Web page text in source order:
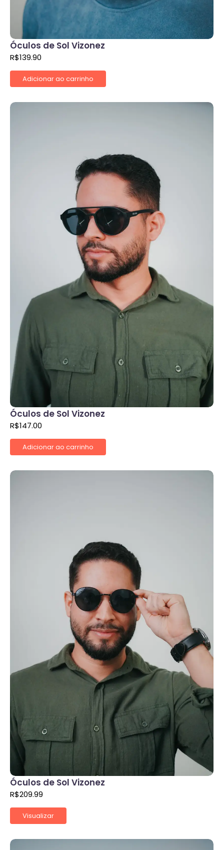
Óculos de Sol Vizonez
R$139.90
Adicionar ao carrinho
Óculos de Sol Vizonez
R$147.00
Adicionar ao carrinho
Óculos de Sol Vizonez
R$209.99
Visualizar